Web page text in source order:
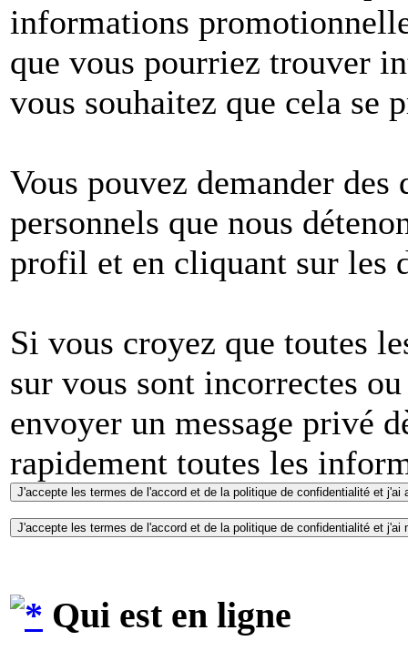
informations
que vous pourriez trouver
vous souhaitez que cela se
Vous pouvez demander
personnels que nous
profil et en cliquant sur les
Si vous croyez que toutes
sur vous sont incorrectes
envoyer un message privé
rapidement toutes les
Qui est en ligne